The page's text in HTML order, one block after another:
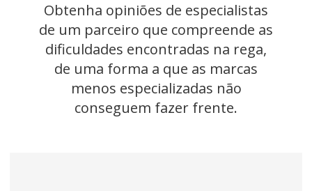
Obtenha opiniões de especialistas
de um parceiro que compreende as
dificuldades encontradas na rega,
de uma forma a que as marcas
menos especializadas não
conseguem fazer frente.